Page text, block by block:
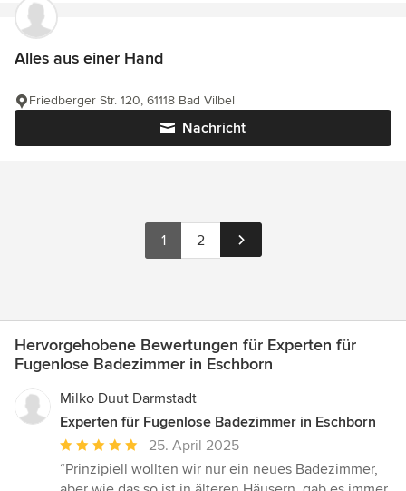
Alles aus einer Hand
Nachricht
Friedberger Str. 120, 61118 Bad Vilbel
1 2
Hervorgehobene Bewertungen für Experten für
Fugenlose Badezimmer in Eschborn
Milko Duut Darmstadt
Experten für Fugenlose Badezimmer in Eschborn
Durchschnittliche
Bewertung:
5
25. April 2025
“Prinzipiell wollten wir nur ein neues Badezimmer,